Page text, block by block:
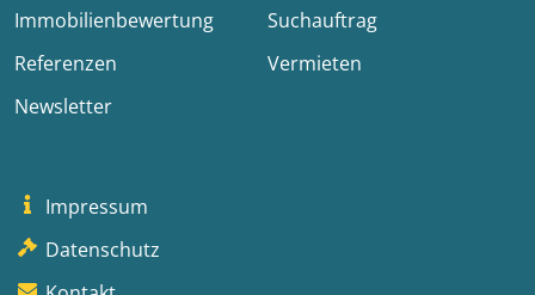
Immobilienbewertung
Suchauftrag
Referenzen
Vermieten
Newsletter
Impressum
Datenschutz